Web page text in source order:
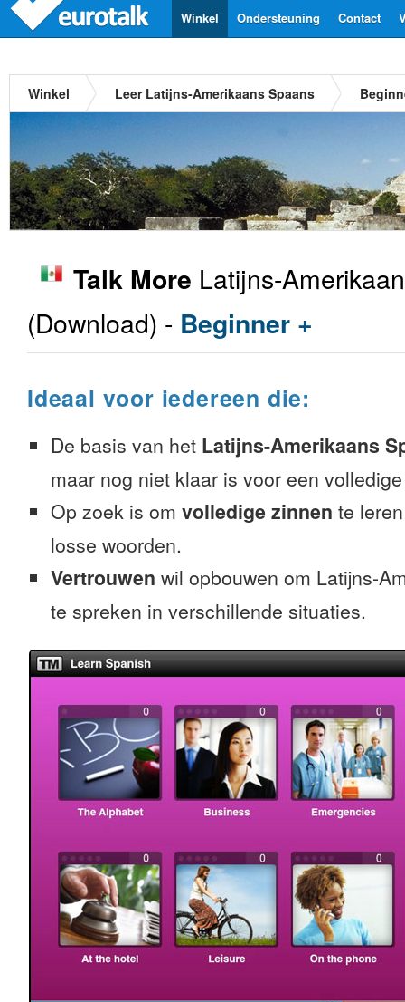
Contact
Ondersteuning
Winkel
Winkel Leer Latijns-Amerikaans Spaans
Talk More Latijns-
(Download) - Beginner +
Ideaal voor iedereen die:
De basis van het Latijns-Amerikaans
maar nog niet klaar is voor een
Op zoek is om volledige zinnen te
losse woorden.
Vertrouwen wil opbouwen om Latijns-
te spreken in verschillende situaties.